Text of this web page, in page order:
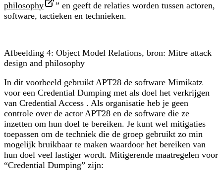
philosophy
” en geeft de relaties worden tussen actoren,
software, tactieken en technieken.
Afbeelding 4: Object Model Relations, bron: Mitre attack
design and philosophy
In dit voorbeeld gebruikt APT28 de software Mimikatz
voor een Credential Dumping met als doel het verkrijgen
van Credential Access . Als organisatie heb je geen
controle over de actor APT28 en de software die ze
inzetten om hun doel te bereiken. Je kunt wel mitigaties
toepassen om de techniek die de groep gebruikt zo min
mogelijk bruikbaar te maken waardoor het bereiken van
hun doel veel lastiger wordt. Mitigerende maatregelen voor
“Credential Dumping” zijn: